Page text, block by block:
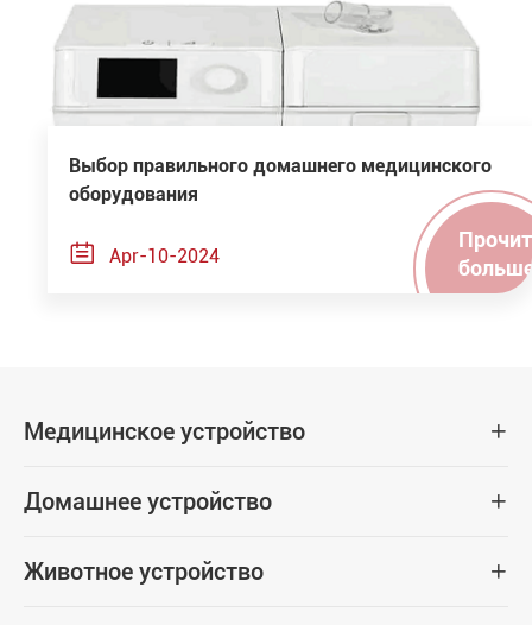
Выбор правильного домашнего медицинского
оборудования
 Apr-10-2024
Медицинское устройство 
Домашнее устройство 
Животное устройство 